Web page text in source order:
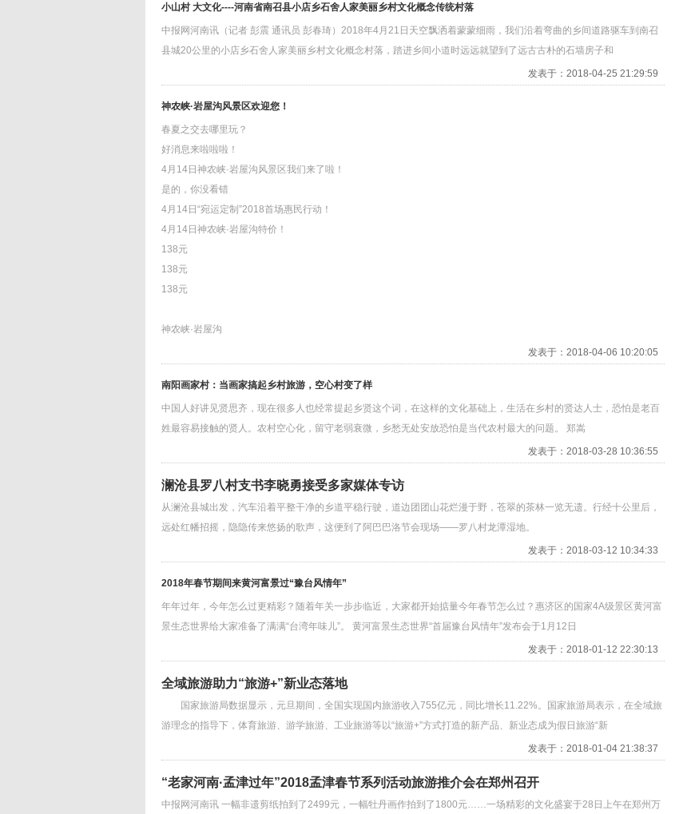
小山村 大文化----河南省南召县小店乡石舍人家美丽乡村文化概念传统村落
中报网河南讯（记者 彭震 通讯员 彭春琦）2018年4月21日天空飘洒着蒙蒙细雨，我们沿着弯曲的乡间道路驱车到南召
县城20公里的小店乡石舍人家美丽乡村文化概念村落，踏进乡间小道时远远就望到了远古古朴的石墙房子和
发表于：2018-04-25 21:29:59
神农峡·岩屋沟风景区欢迎您！
春夏之交去哪里玩？
好消息来啦啦啦！
4月14日神农峡·岩屋沟风景区我们来了啦！
是的，你没看错
4月14日“宛运定制”2018首场惠民行动！
4月14日神农峡·岩屋沟特价！
138元
138元
138元
神农峡·岩屋沟
发表于：2018-04-06 10:20:05
南阳画家村：当画家搞起乡村旅游，空心村变了样
中国人好讲见贤思齐，现在很多人也经常提起乡贤这个词，在这样的文化基础上，生活在乡村的贤达人士，恐怕是老百
姓最容易接触的贤人。农村空心化，留守老弱衰微，乡愁无处安放恐怕是当代农村最大的问题。 郑嵩
发表于：2018-03-28 10:36:55
澜沧县罗八村支书李晓勇接受多家媒体专访
从澜沧县城出发，汽车沿着平整干净的乡道平稳行驶，道边团团山花烂漫于野，苍翠的茶林一览无遗。行经十公里后，
远处红幡招摇，隐隐传来悠扬的歌声，这便到了阿巴巴洛节会现场——罗八村龙潭湿地。
发表于：2018-03-12 10:34:33
2018年春节期间来黄河富景过“豫台风情年”
年年过年，今年怎么过更精彩？随着年关一步步临近，大家都开始掂量今年春节怎么过？惠济区的国家4A级景区黄河富
景生态世界给大家准备了满满“台湾年味儿”。 黄河富景生态世界“首届豫台风情年”发布会于1月12日
发表于：2018-01-12 22:30:13
全域旅游助力“旅游+”新业态落地
国家旅游局数据显示，元旦期间，全国实现国内旅游收入755亿元，同比增长11.22%。国家旅游局表示，在全域旅
游理念的指导下，体育旅游、游学旅游、工业旅游等以“旅游+”方式打造的新产品、新业态成为假日旅游“新
发表于：2018-01-04 21:38:37
“老家河南·孟津过年”2018孟津春节系列活动旅游推介会在郑州召开
中报网河南讯 一幅非遗剪纸拍到了2499元，一幅牡丹画作拍到了1800元……一场精彩的文化盛宴于28日上午在郑州万